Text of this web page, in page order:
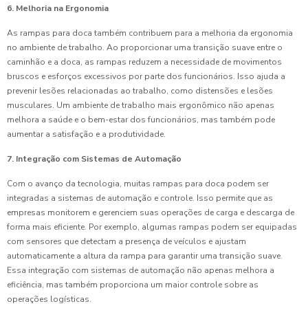
6. Melhoria na Ergonomia
As rampas para doca também contribuem para a melhoria da ergonomia
no ambiente de trabalho. Ao proporcionar uma transição suave entre o
caminhão e a doca, as rampas reduzem a necessidade de movimentos
bruscos e esforços excessivos por parte dos funcionários. Isso ajuda a
prevenir lesões relacionadas ao trabalho, como distensões e lesões
musculares. Um ambiente de trabalho mais ergonômico não apenas
melhora a saúde e o bem-estar dos funcionários, mas também pode
aumentar a satisfação e a produtividade.
7. Integração com Sistemas de Automação
Com o avanço da tecnologia, muitas rampas para doca podem ser
integradas a sistemas de automação e controle. Isso permite que as
empresas monitorem e gerenciem suas operações de carga e descarga de
forma mais eficiente. Por exemplo, algumas rampas podem ser equipadas
com sensores que detectam a presença de veículos e ajustam
automaticamente a altura da rampa para garantir uma transição suave.
Essa integração com sistemas de automação não apenas melhora a
eficiência, mas também proporciona um maior controle sobre as
operações logísticas.